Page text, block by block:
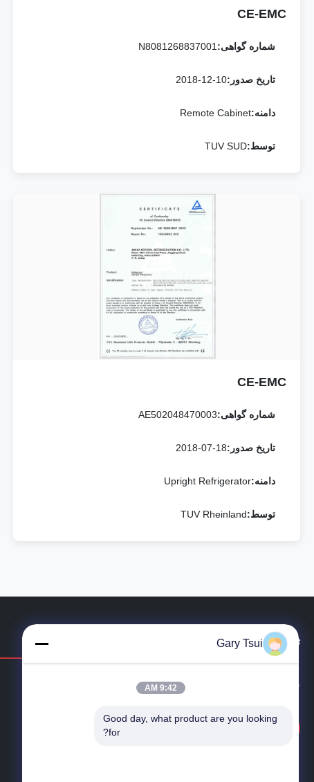
CE-EMC
شماره گواهی: N8081268837001
تاریخ صدور:2018-12-10
دامنه:Remote Cabinet
توسط:TUV SUD
CE-EMC
شماره گواهی:AE502048470003
تاریخ صدور:2018-07-18
دامنه:Upright Refrigerator
توسط:TUV Rheinland
تماس بگیرید
سوال دارید یا نیاز به قیمت دارید؟ همین حالا با ما تماس بگیرید!
Gary Tsui
9:42 AM
Good day, what product are you looking
for?